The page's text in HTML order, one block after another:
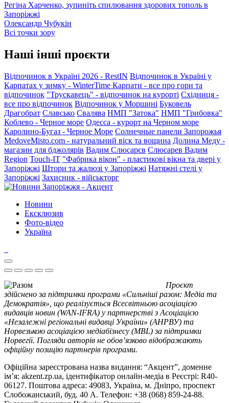
Регіна Харченко, зупиніть спилювання здорових тополь в
Запоріжжі
Олександр Чубукін
Всі точки зору
Наші інші проєкти
Відпочинок в Україні 2026 - RestIN Відпочинок в Україні у
Карпатах у зимку - WinterTime Карпати - все про гори та
відпочинок "Трускавець" - відпочинок на курорті Східниця -
все про відпочинок Відпочинок у Моршині Буковель
Драгобрат Славсько Свалява НМП "Затока" НМП "Грибовка"
Коблево - Черное море Одесса - курорт на Черном море
Каролино-Бугаз - Черное Море Солнечные панели Запорожья
MedoveMisto.com - натуральний віск та вощина Долина Меду -
магазин для бджолярів Вадим Слюсарєв Слюсарев Вадим
Region Touch-IT "Фабрика вікон" - пластикові вікна та двері у
Запоріжжі Штори та жалюзі у Запоріжжі Натяжні стелі у
Запоріжжі Захисник - військторг
Новини
Ексклюзив
Фото-відео
Україна
Проєкт
здійснено за підтримки програми «Сильніші разом: Медіа та
Демократія», що реалізується Всесвітньою асоціацією
видавців новин (WAN-IFRA) у партнерстві з Асоціацією
«Незалежні регіональні видавці України» (АНРВУ) та
Норвезькою асоціацією медіабізнесу (MBL) за підтримки
Норвегії. Погляди авторів не обов’язково відображають
офіційну позицію партнерів програми.
Офіційна зареєстрована назва видання: “Акцент”, доменне
ім’я: akzent.zp.ua, ідентифікатор онлайн-медіа в Реєстрі: R40-
06127. Поштова адреса: 49083, Україна, м. Дніпро, проспект
Слобожанський, буд. 40 А. Телефон: +38 (068) 859-24-88.